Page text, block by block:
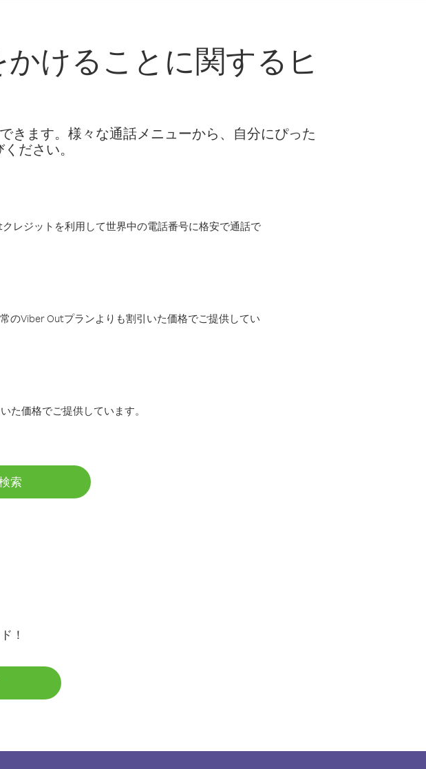
けることに関するヒ
きます。様々な通話メニューから、自分にぴった
ださい。
レジットを利用して世界中の電話番号に格安で通話で
のViber Outプランよりも割引いた価格でご提供してい
た価格でご提供しています。
索
！